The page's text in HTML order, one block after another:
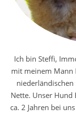
Ich bin Steffi,
mit meinem Mann
Nette. Unser
ca. 2 Jahren bei